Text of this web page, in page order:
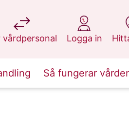
vårdpersonal
på 1177.se
Logga in
på 1177.se
på
Så fungerar